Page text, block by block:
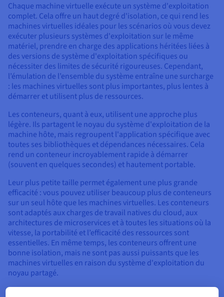
Chaque machine virtuelle exécute un système d'exploitation
complet. Cela offre un haut degré d'isolation, ce qui rend les
machines virtuelles idéales pour les scénarios où vous devez
exécuter plusieurs systèmes d'exploitation sur le même
matériel, prendre en charge des applications héritées liées à
des versions de système d'exploitation spécifiques ou
nécessiter des limites de sécurité rigoureuses. Cependant,
l’émulation de l’ensemble du système entraîne une surcharge
: les machines virtuelles sont plus importantes, plus lentes à
démarrer et utilisent plus de ressources.
Les conteneurs, quant à eux, utilisent une approche plus
légère. Ils partagent le noyau du système d'exploitation de la
machine hôte, mais regroupent l'application spécifique avec
toutes ses bibliothèques et dépendances nécessaires. Cela
rend un conteneur incroyablement rapide à démarrer
(souvent en quelques secondes) et hautement portable.
Leur plus petite taille permet également une plus grande
efficacité : vous pouvez utiliser beaucoup plus de conteneurs
sur un seul hôte que les machines virtuelles. Les conteneurs
sont adaptés aux charges de travail natives du cloud, aux
architectures de microservices et à toutes les situations où la
vitesse, la portabilité et l’efficacité des ressources sont
essentielles. En même temps, les conteneurs offrent une
bonne isolation, mais ne sont pas aussi puissants que les
machines virtuelles en raison du système d'exploitation du
noyau partagé.